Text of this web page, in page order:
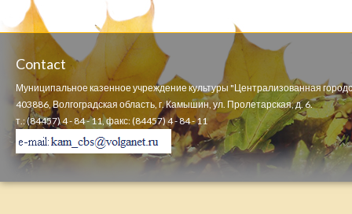
Contact
Муниципальное казенное учреждение культуры "Централизованная
403886, Волгоградская область, г. Камышин, ул. Пролетарская, д. 6.
т.: (84457) 4 - 84 - 11, факс: (84457) 4 - 84 - 11